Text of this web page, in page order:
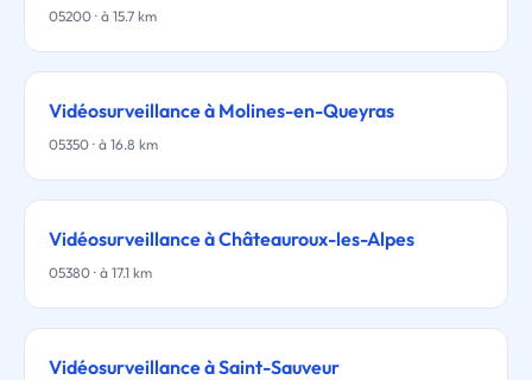
05200 · à 15.7 km
Vidéosurveillance à Molines-en-Queyras
05350 · à 16.8 km
Vidéosurveillance à Châteauroux-les-Alpes
05380 · à 17.1 km
Vidéosurveillance à Saint-Sauveur